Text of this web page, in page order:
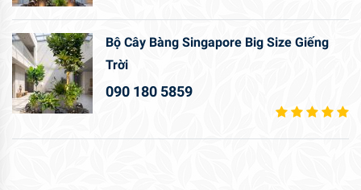
Bộ Cây Bàng Singapore Big Size Giếng
Trời
090 180 5859